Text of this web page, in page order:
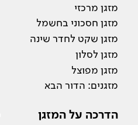
מזגן מרכזי
מזגן חסכוני בחשמל
מזגן שקט לחדר שינה
מזגן לסלון
מזגן מפוצל
מזגנים: הדור הבא
הדרכה על המזגן